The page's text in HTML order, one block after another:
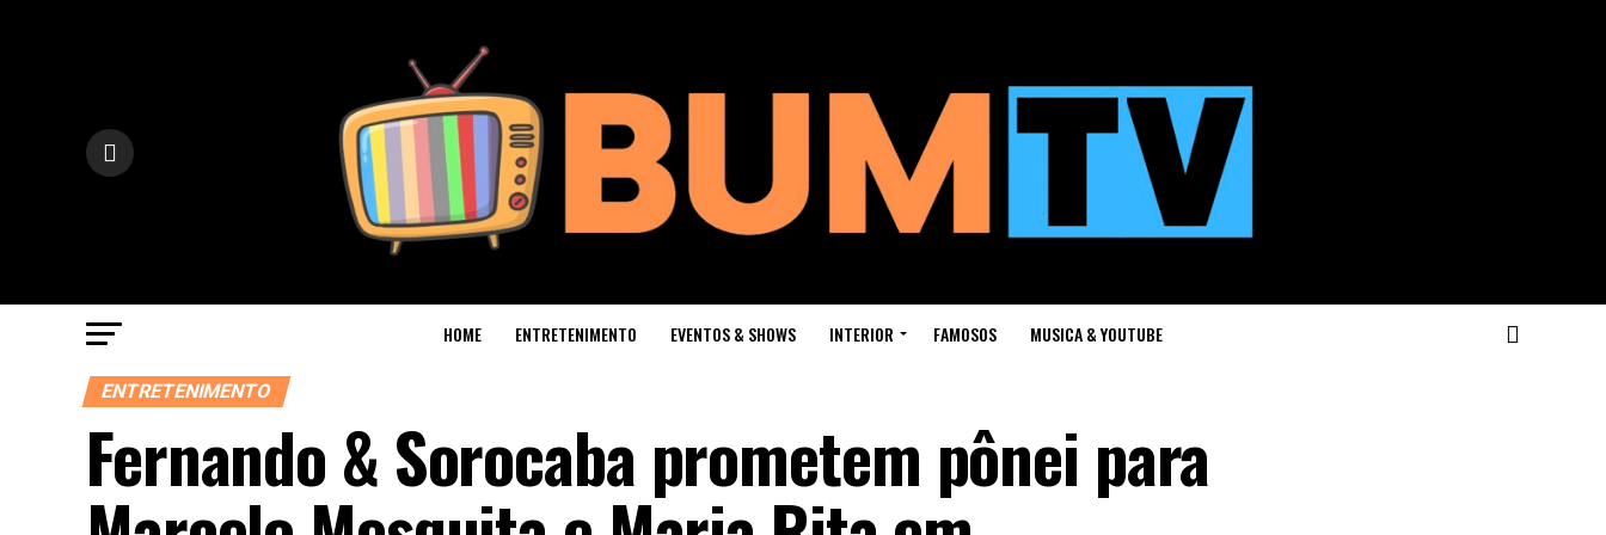
HOME ENTRETENIMENTO EVENTOS & SHOWS INTERIOR FAMOSOS MUSICA & YOUTUBE
ENTRETENIMENTO
Fernando & Sorocaba prometem pônei para